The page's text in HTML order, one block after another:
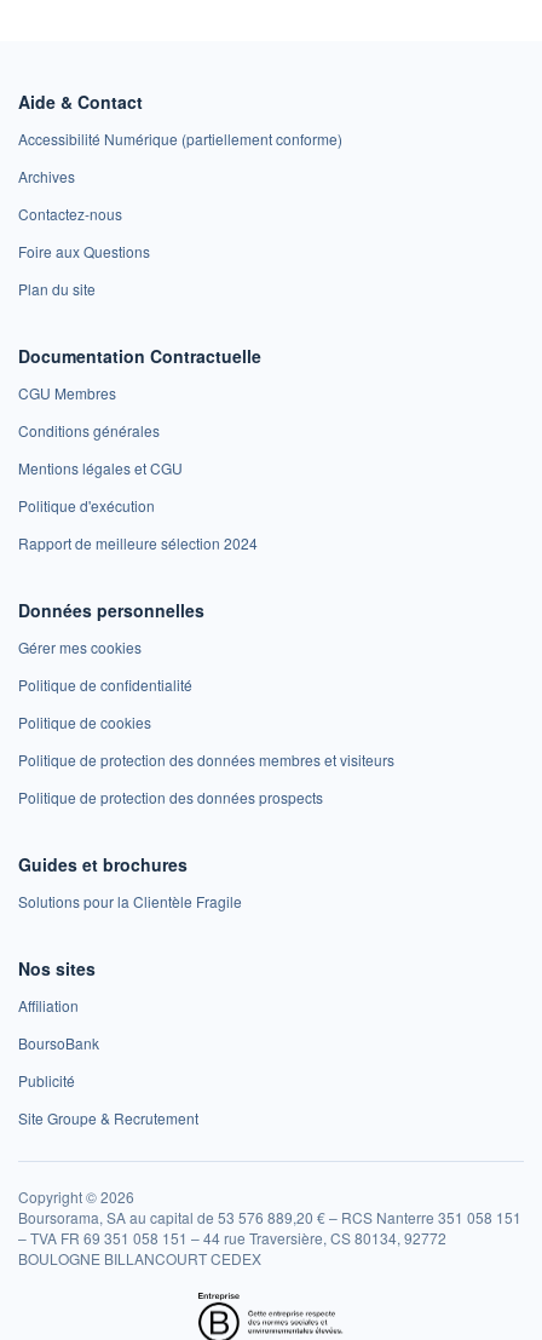
Aide & Contact
Accessibilité Numérique (partiellement conforme)
Archives
Contactez-nous
Foire aux Questions
Plan du site
Documentation Contractuelle
CGU Membres
Conditions générales
Mentions légales et CGU
Politique d'exécution
Rapport de meilleure sélection 2024
Données personnelles
Gérer mes cookies
Politique de confidentialité
Politique de cookies
Politique de protection des données membres et visiteurs
Politique de protection des données prospects
Guides et brochures
Solutions pour la Clientèle Fragile
Nos sites
Affiliation
BoursoBank
Publicité
Site Groupe & Recrutement
Copyright © 2026
Boursorama, SA au capital de 53 576 889,20 € – RCS Nanterre 351 058 151
– TVA FR 69 351 058 151 – 44 rue Traversière, CS 80134, 92772
BOULOGNE BILLANCOURT CEDEX